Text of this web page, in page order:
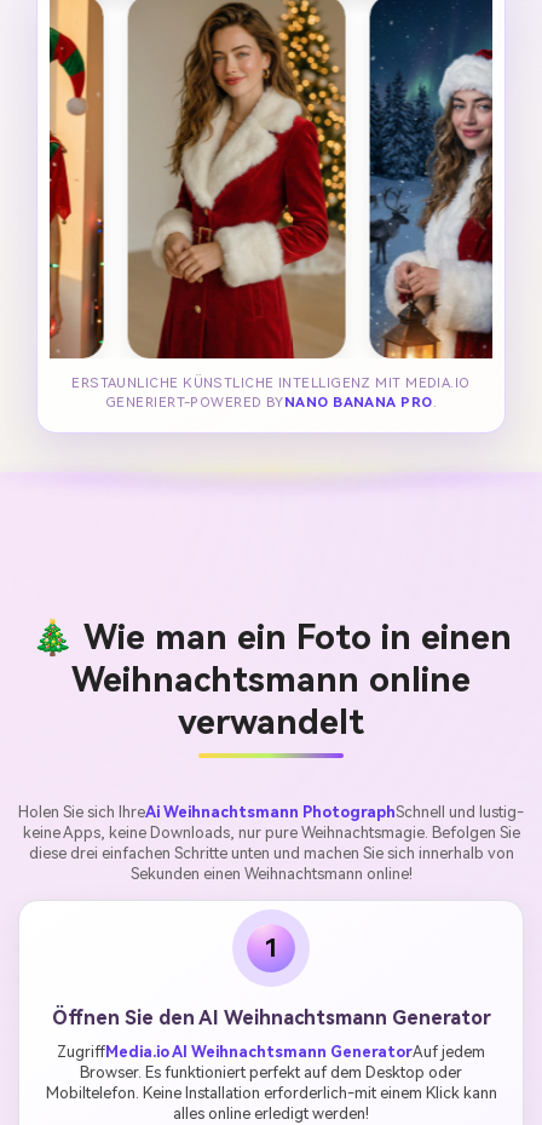
ERSTAUNLICHE KÜNSTLICHE INTELLIGENZ MIT MEDIA.IO
GENERIERT-POWERED BY NANO BANANA PRO.
🎄 Wie man ein Foto in einen
Weihnachtsmann online
verwandelt
Holen Sie sich IhreAi Weihnachtsmann PhotographSchnell und lustig-
keine Apps, keine Downloads, nur pure Weihnachtsmagie. Befolgen Sie
diese drei einfachen Schritte unten und machen Sie sich innerhalb von
Sekunden einen Weihnachtsmann online!
1
Öffnen Sie den AI Weihnachtsmann Generator
ZugriffMedia.io AI Weihnachtsmann GeneratorAuf jedem
Browser. Es funktioniert perfekt auf dem Desktop oder
Mobiltelefon. Keine Installation erforderlich-mit einem Klick kann
alles online erledigt werden!